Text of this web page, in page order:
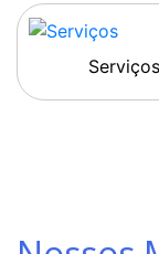
Serviços